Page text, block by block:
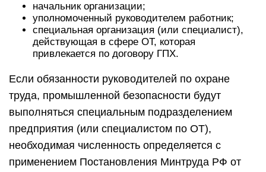
начальник организации;
уполномоченный руководителем работник;
специальная организация (или специалист),
действующая в сфере ОТ, которая
привлекается по договору ГПХ.
Если обязанности руководителей по охране
труда, промышленной безопасности будут
выполняться специальным подразделением
предприятия (или специалистом по ОТ),
необходимая численность определяется с
применением Постановления Минтруда РФ от